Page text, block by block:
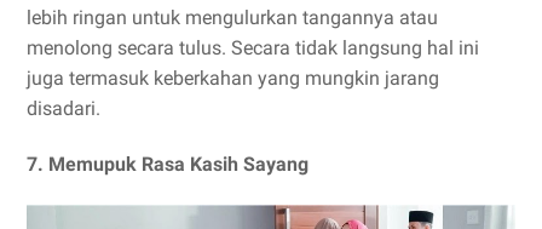
lebih ringan untuk mengulurkan tangannya atau
menolong secara tulus. Secara tidak langsung hal ini
juga termasuk keberkahan yang mungkin jarang
disadari.
7. Memupuk Rasa Kasih Sayang